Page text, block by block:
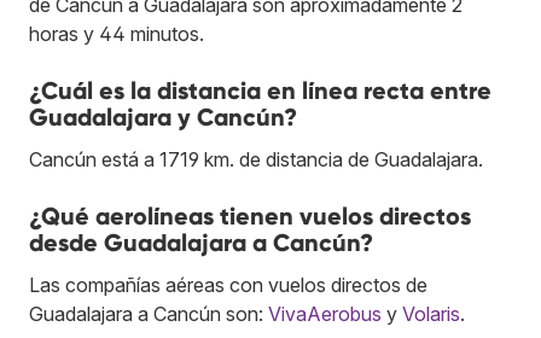
horas y 44 minutos.
¿Cuál es la distancia en línea recta entre
Guadalajara y Cancún?
Cancún está a 1719 km. de distancia de Guadalajara.
¿Qué aerolíneas tienen vuelos directos
desde Guadalajara a Cancún?
Las compañías aéreas con vuelos directos de
Guadalajara a Cancún son: VivaAerobus y Volaris.